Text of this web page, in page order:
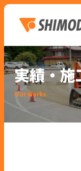
実績・施
Our Works